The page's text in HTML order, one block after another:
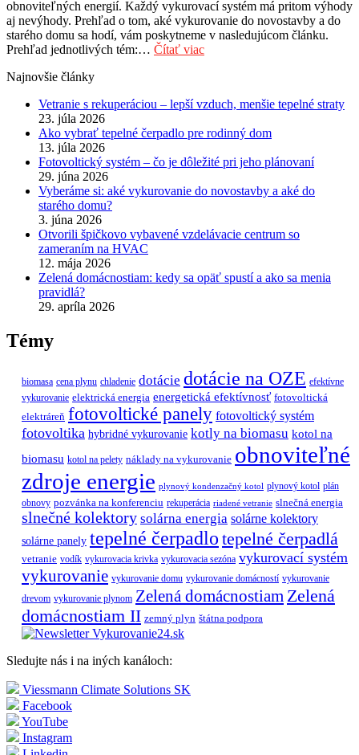
obnoviteľných energií. Každý vykurovací systém má pritom výhody
aj nevýhody. Prehľad o tom, aké vykurovanie do novostavby a do
starého domu sa hodí, vám poskytneme v nasledujúcom článku.
Prehľad jednotlivých tém:… Čítať viac
Najnovšie články
Vetranie s rekuperáciou – lepší vzduch, menšie tepelné straty
23. júla 2026
Ako vybrať tepelné čerpadlo pre rodinný dom
13. júla 2026
Fotovoltický systém – čo je dôležité pri jeho plánovaní
29. júna 2026
Vyberáme si: aké vykurovanie do novostavby a aké do
starého domu?
3. júna 2026
Otvorili špičkovo vybavené vzdelávacie centrum so
zameraním na HVAC
12. mája 2026
Zelená domácnostiam: kedy sa opäť spustí a ako sa menia
pravidlá?
29. apríla 2026
Témy
biomasa cena plynu chladenie dotácie dotácie na OZE efektívne
vykurovanie elektrická energia energetická efektívnosť fotovoltická
elektráreň fotovoltické panely fotovoltický systém
fotovoltika hybridné vykurovanie kotly na biomasu kotol na
biomasu kotol na pelety náklady na vykurovanie obnoviteľné
zdroje energie plynový kondenzačný kotol plynový kotol plán
obnovy pozvánka na konferenciu rekuperácia riadené vetranie slnečná energia
slnečné kolektory solárna energia solárne kolektory
solárne panely tepelné čerpadlo tepelné čerpadlá
vetranie vodík vykurovacia krivka vykurovacia sezóna vykurovací systém
vykurovanie vykurovanie domu vykurovanie domácností vykurovanie
drevom vykurovanie plynom Zelená domácnostiam Zelená
domácnostiam II zemný plyn štátna podpora
Sledujte nás i na iných kanáloch:
Viessmann Climate Solutions SK
Facebook
YouTube
Instagram